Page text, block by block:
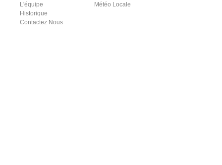
L'équipe
Historique
Contactez Nous
Météo Locale